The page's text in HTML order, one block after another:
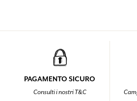
PAGAMENTO SICURO
Consulti i nostri T&C